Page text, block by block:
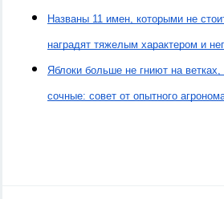
Названы 11 имен, которыми не
наградят тяжелым характером и
Яблоки больше не гниют на
сочные: совет от опытного